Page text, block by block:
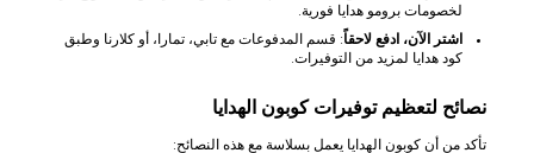
لخصومات برومو هدايا فورية.
اشتر الآن، ادفع لاحقاً: قسم المدفوعات مع تابي، تمارا، أو كلارنا وطبق
كود هدايا لمزيد من التوفيرات.
نصائح لتعظيم توفيرات كوبون الهدايا
تأكد من أن كوبون الهدايا يعمل بسلاسة مع هذه النصائح: